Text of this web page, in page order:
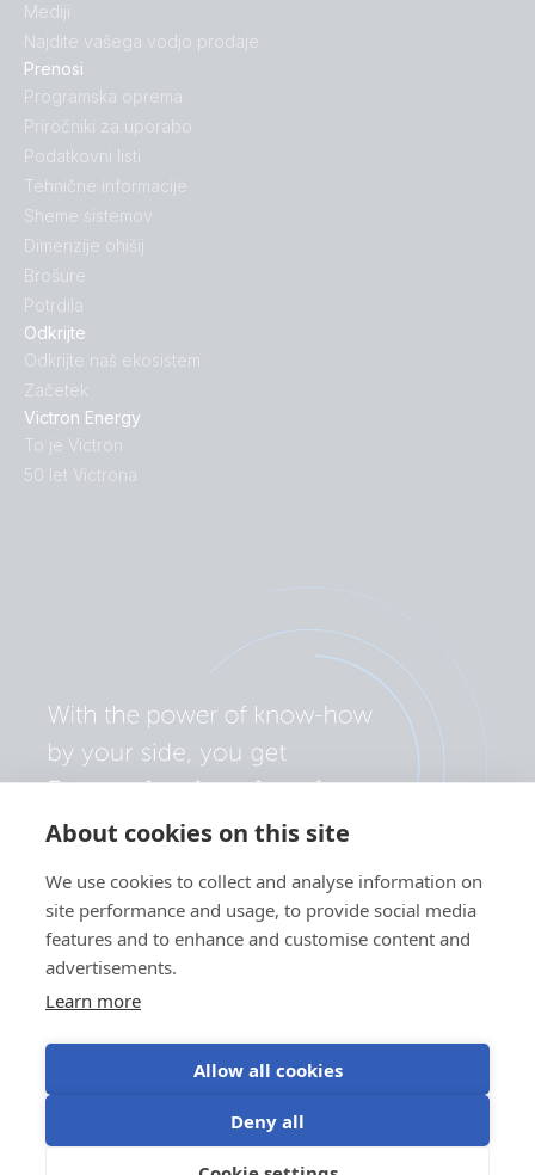
About cookies on this site
We use cookies to collect and analyse information on
site performance and usage, to provide social media
features and to enhance and customise content and
advertisements.
Learn more
Allow all cookies
Deny all
Odkrijte
Odkrijte naš ekosistem
Začetek
Victron Energy
To je Victron
50 let Victrona
Prenosi
Programska oprema
Priročniki za uporabo
Podatkovni listi
Tehnične informacije
Sheme sistemov
Dimenzije ohišij
Brošure
Potrdila
Mediji
Najdite vašega vodjo prodaje
Politika zasebnosti